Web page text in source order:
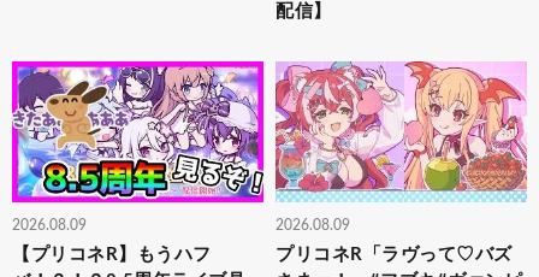
配信】
2026.08.09
【プリコネR】もうハフ
2026.08.09
プリコネR「ラヴって♡バズ